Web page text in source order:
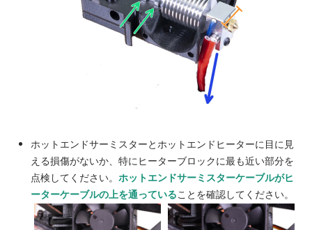
ホットエンドサーミスターとホットエンドヒーターに目に見
える損傷がないか、特にヒーターブロックに最も近い部分を
点検してください。 ホットエンドサーミスターケーブルがヒ
ーターケーブルの上を通っていることを確認してください。